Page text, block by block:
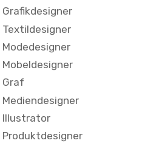
Textildesigner
Graf
Illustrator
Produktdesigner